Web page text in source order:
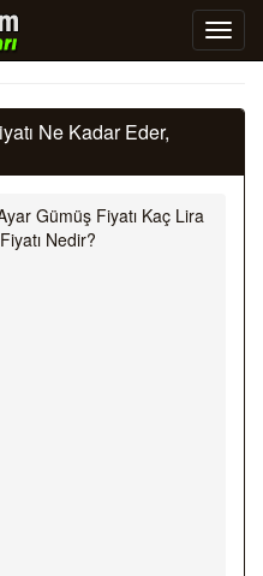
Ne Kadar Eder,
Gümüş Fiyatı Kaç Lira
Nedir?